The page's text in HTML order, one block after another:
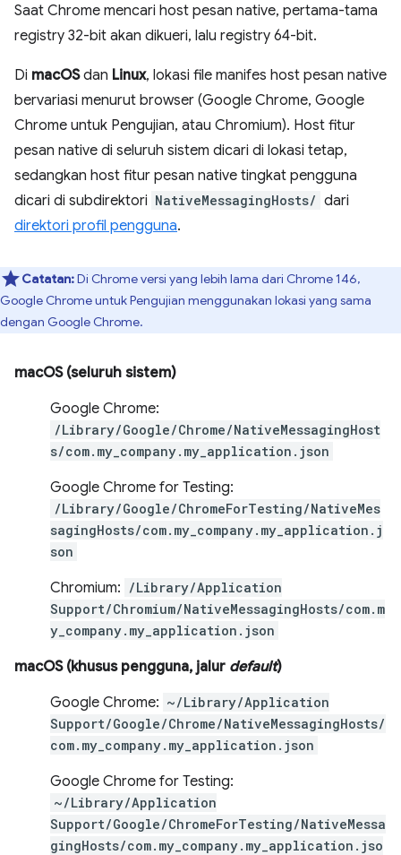
Saat Chrome mencari host pesan native, pertama-tama
registry 32-bit akan dikueri, lalu registry 64-bit.
Di macOSdan Linux, lokasi file manifes host pesan native
bervariasi menurut browser (Google Chrome, Google
Chrome untuk Pengujian, atau Chromium). Host fitur
pesan native di seluruh sistem dicari di lokasi tetap,
sedangkan host fitur pesan native tingkat pengguna
dicari di subdirektori NativeMessagingHosts/ dari
direktori profil pengguna.
Catatan:Di Chrome versi yang lebih lama dari Chrome 146,
Google Chrome untuk Pengujian menggunakan lokasi yang sama
dengan Google Chrome.
macOS (seluruh sistem)
Google Chrome:
/Library/Google/Chrome/NativeMessagingHost
s/com.my_company.my_application.json
Google Chrome for Testing:
/Library/Google/ChromeForTesting/NativeMes
sagingHosts/com.my_company.my_application.j
son
Chromium: /Library/Application
Support/Chromium/NativeMessagingHosts/com.m
y_company.my_application.json
macOS (khusus pengguna, jalur default)
Google Chrome: ~/Library/Application
Support/Google/Chrome/NativeMessagingHosts/
com.my_company.my_application.json
Google Chrome for Testing:
~/Library/Application
Support/Google/ChromeForTesting/NativeMessa
gingHosts/com.my_company.my_application.jso